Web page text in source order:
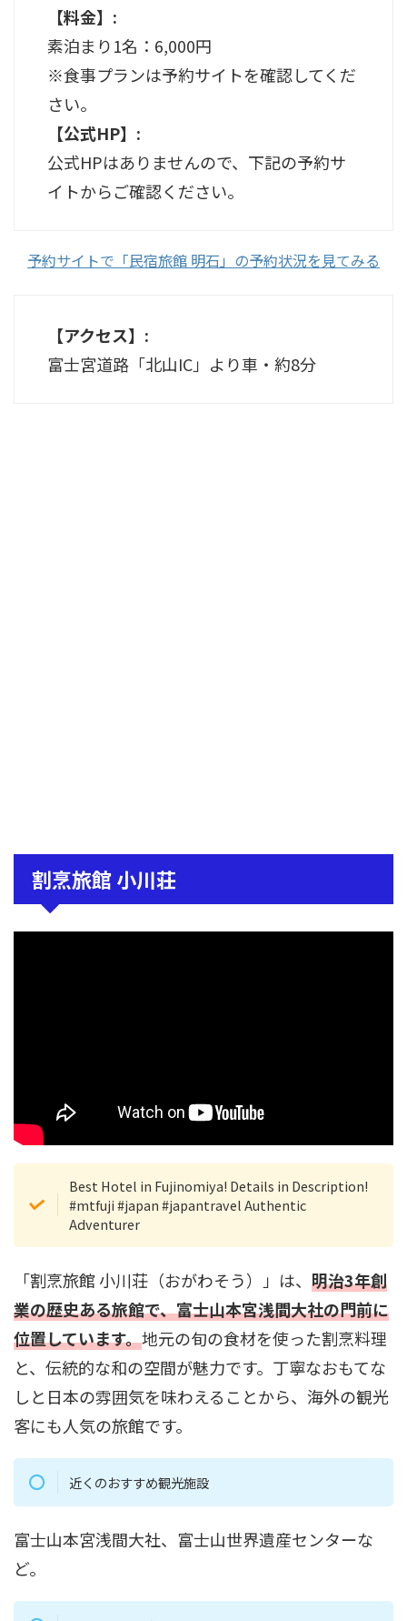
【料金】:
素泊まり1名：6,000円
※食事プランは予約サイトを確認してくだ
さい。
【公式HP】:
公式HPはありませんので、下記の予約サ
イトからご確認ください。
予約サイトで「民宿旅館 明石」の予約状況を見てみる
【アクセス】:
富士宮道路「北山IC」より車・約8分
割烹旅館 小川荘
Best Hotel in Fujinomiya! Details in Description!
#mtfuji #japan #japantravel Authentic
Adventurer
「割烹旅館 小川荘（おがわそう）」は、 明治3年創
業の歴史ある旅館で、富士山本宮浅間大社の門前に
位置しています。地元の旬の食材を使った割烹料理
と、伝統的な和の空間が魅力です。丁寧なおもてな
しと日本の雰囲気を味わえることから、海外の観光
客にも人気の旅館です。
近くのおすすめ観光施設
富士山本宮浅間大社、富士山世界遺産センターな
ど。